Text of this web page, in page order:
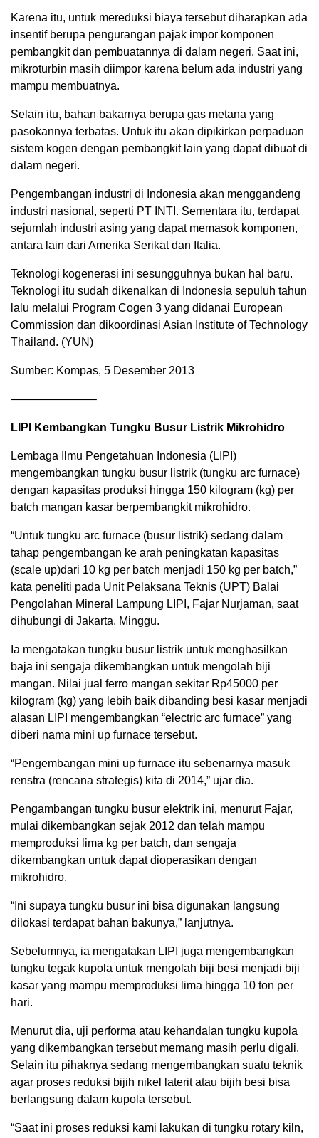
Karena itu, untuk mereduksi biaya tersebut diharapkan ada
insentif berupa pengurangan pajak impor komponen
pembangkit dan pembuatannya di dalam negeri. Saat ini,
mikroturbin masih diimpor karena belum ada industri yang
mampu membuatnya.
Selain itu, bahan bakarnya berupa gas metana yang
pasokannya terbatas. Untuk itu akan dipikirkan perpaduan
sistem kogen dengan pembangkit lain yang dapat dibuat di
dalam negeri.
Pengembangan industri di Indonesia akan menggandeng
industri nasional, seperti PT INTI. Sementara itu, terdapat
sejumlah industri asing yang dapat memasok komponen,
antara lain dari Amerika Serikat dan Italia.
Teknologi kogenerasi ini sesungguhnya bukan hal baru.
Teknologi itu sudah dikenalkan di Indonesia sepuluh tahun
lalu melalui Program Cogen 3 yang didanai European
Commission dan dikoordinasi Asian Institute of Technology
Thailand. (YUN)
Sumber: Kompas, 5 Desember 2013
———————–
LIPI Kembangkan Tungku Busur Listrik Mikrohidro
Lembaga Ilmu Pengetahuan Indonesia (LIPI)
mengembangkan tungku busur listrik (tungku arc furnace)
dengan kapasitas produksi hingga 150 kilogram (kg) per
batch mangan kasar berpembangkit mikrohidro.
“Untuk tungku arc furnace (busur listrik) sedang dalam
tahap pengembangan ke arah peningkatan kapasitas
(scale up)dari 10 kg per batch menjadi 150 kg per batch,”
kata peneliti pada Unit Pelaksana Teknis (UPT) Balai
Pengolahan Mineral Lampung LIPI, Fajar Nurjaman, saat
dihubungi di Jakarta, Minggu.
Ia mengatakan tungku busur listrik untuk menghasilkan
baja ini sengaja dikembangkan untuk mengolah biji
mangan. Nilai jual ferro mangan sekitar Rp45000 per
kilogram (kg) yang lebih baik dibanding besi kasar menjadi
alasan LIPI mengembangkan “electric arc furnace” yang
diberi nama mini up furnace tersebut.
“Pengembangan mini up furnace itu sebenarnya masuk
renstra (rencana strategis) kita di 2014,” ujar dia.
Pengambangan tungku busur elektrik ini, menurut Fajar,
mulai dikembangkan sejak 2012 dan telah mampu
memproduksi lima kg per batch, dan sengaja
dikembangkan untuk dapat dioperasikan dengan
mikrohidro.
“Ini supaya tungku busur ini bisa digunakan langsung
dilokasi terdapat bahan bakunya,” lanjutnya.
Sebelumnya, ia mengatakan LIPI juga mengembangkan
tungku tegak kupola untuk mengolah biji besi menjadi biji
kasar yang mampu memproduksi lima hingga 10 ton per
hari.
Menurut dia, uji performa atau kehandalan tungku kupola
yang dikembangkan tersebut memang masih perlu digali.
Selain itu pihaknya sedang mengembangkan suatu teknik
agar proses reduksi bijih nikel laterit atau bijih besi bisa
berlangsung dalam kupola tersebut.
“Saat ini proses reduksi kami lakukan di tungku rotary kiln,